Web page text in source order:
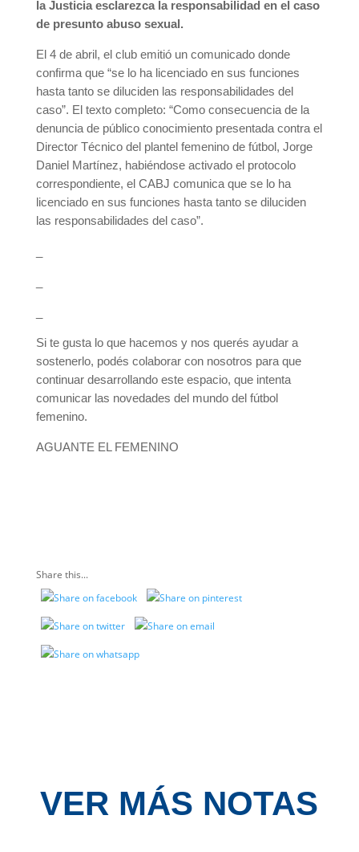
la Justicia esclarezca la responsabilidad en el caso
de presunto abuso sexual.
El 4 de abril, el club emitió un comunicado donde
confirma que “se lo ha licenciado en sus funciones
hasta tanto se diluciden las responsabilidades del
caso”. El texto completo: “Como consecuencia de la
denuncia de público conocimiento presentada contra el
Director Técnico del plantel femenino de fútbol, Jorge
Daniel Martínez, habiéndose activado el protocolo
correspondiente, el CABJ comunica que se lo ha
licenciado en sus funciones hasta tanto se diluciden
las responsabilidades del caso”.
Si te gusta lo que hacemos y nos querés ayudar a
sostenerlo, podés colaborar con nosotros para que
continuar desarrollando este espacio, que intenta
comunicar las novedades del mundo del fútbol
femenino.
AGUANTE EL FEMENINO
Share this...
VER MÁS NOTAS